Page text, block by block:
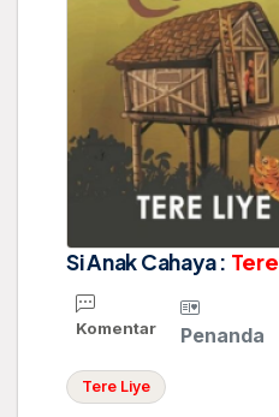
Si Anak Cahaya : Tere
Komentar Penanda
Tere Liye